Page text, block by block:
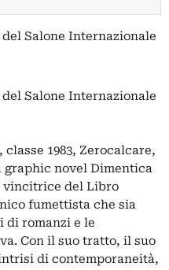
Salone Internazionale
Salone Internazionale
1983, Zerocalcare,
graphic novel Dimentica
vincitrice del Libro
fumettista che sia
romanzi e le
Con il suo tratto, il suo
di contemporaneità,